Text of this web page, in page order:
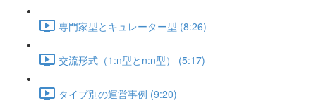
専門家型とキュレーター型 (8:26)
交流形式（1:n型とn:n型） (5:17)
タイプ別の運営事例 (9:20)